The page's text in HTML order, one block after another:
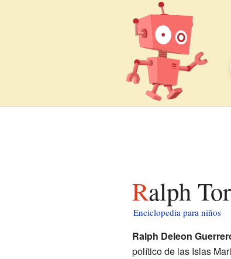
Ralph
Enciclopedia para niños
Ralph Deleon
político de las Islas